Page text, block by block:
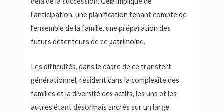
l’anticipation, une planification tenant compte de
l’ensemble de la famille, une préparation des
futurs détenteurs de ce patrimoine.
Les difficultés, dans le cadre de ce transfert
générationnel, résident dans la complexité des
familles et la diversité des actifs, les uns et les
autres étant désormais ancrés sur un large